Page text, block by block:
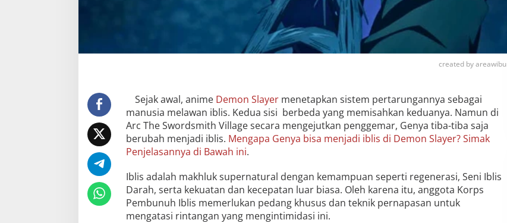
created by areawibu
Sejak awal, animeDemon Slayer menetapkan sistem pertarungannya sebagai
manusia melawan iblis. Kedua sisi berbeda yang memisahkan keduanya. Namun di
Arc The Swordsmith Village secara mengejutkan penggemar, Genya tiba-tiba saja
berubah menjadi iblis. Mengapa Genya bisa menjadi iblis di Demon Slayer? Simak
Penjelasannya di Bawah ini.
Iblis adalah makhluk supernatural dengan kemampuan seperti regenerasi, Seni Iblis
Darah, serta kekuatan dan kecepatan luar biasa. Oleh karena itu, anggota Korps
Pembunuh Iblis memerlukan pedang khusus dan teknik pernapasan untuk
mengatasi rintangan yang mengintimidasi ini.